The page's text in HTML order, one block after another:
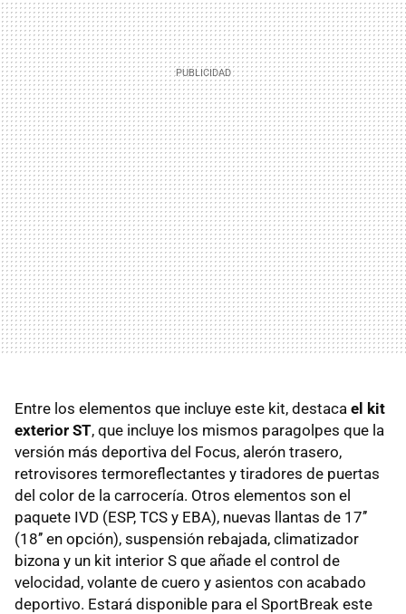
Entre los elementos que incluye este kit, destaca el kit
exterior ST, que incluye los mismos paragolpes que la
versión más deportiva del Focus, alerón trasero,
retrovisores termoreflectantes y tiradores de puertas
del color de la carrocería. Otros elementos son el
paquete IVD (ESP, TCS y EBA), nuevas llantas de 17’’
(18’’ en opción), suspensión rebajada, climatizador
bizona y un kit interior S que añade el control de
velocidad, volante de cuero y asientos con acabado
deportivo. Estará disponible para el SportBreak este